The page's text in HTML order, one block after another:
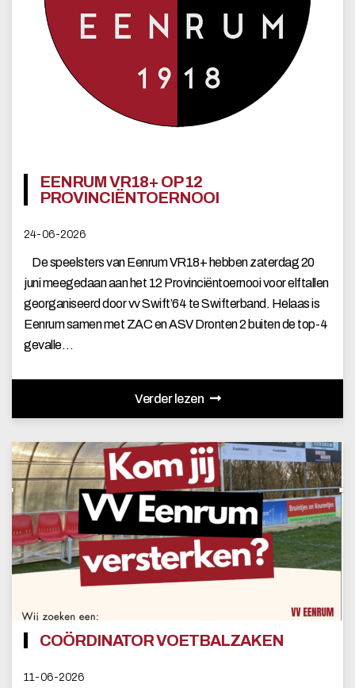
EENRUM VR18+ OP 12
PROVINCIËNTOERNOOI
24-06-2026
De speelsters van Eenrum VR18+ hebben zaterdag 20
juni meegedaan aan het 12 Provinciëntoernooi voor elftallen
georganiseerd door vv Swift’64 te Swifterband. Helaas is
Eenrum samen met ZAC en ASV Dronten 2 buiten de top-4
gevalle…
Verder lezen
COÖRDINATOR VOETBALZAKEN
11-06-2026